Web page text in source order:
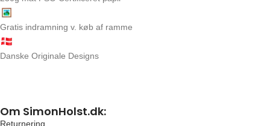
Gratis indramning v. køb af ramme
Danske Originale Designs
Om SimonHolst.dk:
Returnering